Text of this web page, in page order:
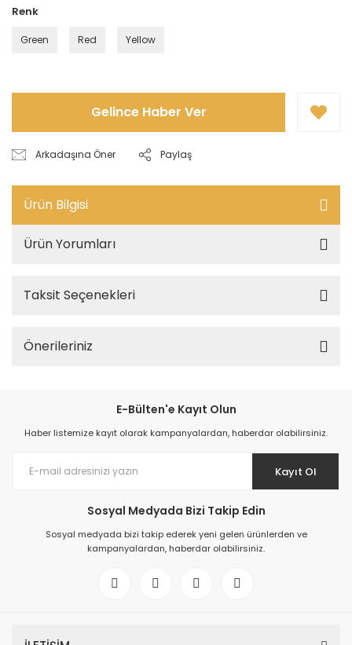
Renk
Green Red Yellow
Gelince Haber Ver
Arkadaşına Öner Paylaş
Ürün Bilgisi
Ürün Yorumları
Taksit Seçenekleri
Önerileriniz
E-Bülten'e Kayıt Olun
Haber listemize kayıt olarak kampanyalardan, haberdar olabilirsiniz.
Kayıt Ol
Sosyal Medyada Bizi Takip Edin
Sosyal medyada bizi takip ederek yeni gelen ürünlerden ve
kampanyalardan, haberdar olabilirsiniz.